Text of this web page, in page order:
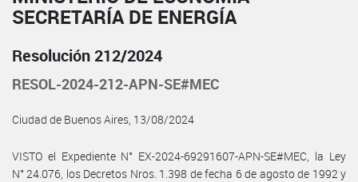
SECRETARÍA DE ENERGÍA
Resolución 212/2024
RESOL-2024-212-APN-SE#MEC
Ciudad de Buenos Aires, 13/08/2024
VISTO el Expediente N° EX-2024-69291607-APN-SE#MEC, la Ley
N° 24.076, los Decretos Nros. 1.398 de fecha 6 de agosto de 1992 y